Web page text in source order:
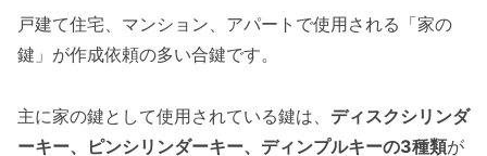
戸建て住宅、マンション、アパートで使用される「家の
鍵」が作成依頼の多い合鍵です。
主に家の鍵として使用されている鍵は、 ディスクシリンダ
ーキー、ピンシリンダーキー、ディンプルキーの3種類が